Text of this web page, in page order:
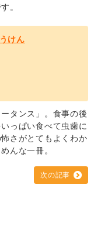
。
けん
タンス」。食事の後
っぱい食べて虫歯に
さがとてもよくわか
んな一冊。
次の記事